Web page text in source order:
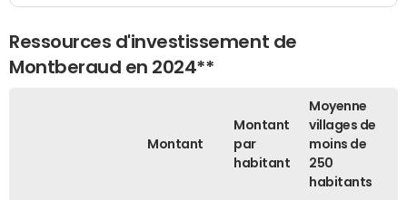
Ressources d'investissement de
Montberaud en 2024**
Montant
Montant
par
habitant
Moyenne
villages de
moins de
250
habitants